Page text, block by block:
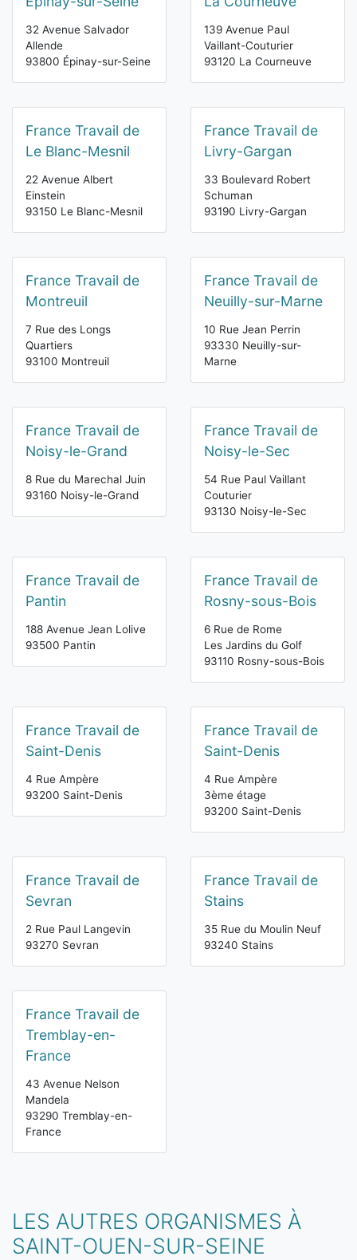
32 Avenue Salvador
Allende
93800 Épinay-sur-Seine
139 Avenue Paul
Vaillant-Couturier
93120 La Courneuve
France Travail de
Le Blanc-Mesnil
22 Avenue Albert
Einstein
93150 Le Blanc-Mesnil
France Travail de
Livry-Gargan
33 Boulevard Robert
Schuman
93190 Livry-Gargan
France Travail de
Montreuil
7 Rue des Longs
Quartiers
93100 Montreuil
France Travail de
Neuilly-sur-Marne
10 Rue Jean Perrin
93330 Neuilly-sur-
Marne
France Travail de
Noisy-le-Grand
8 Rue du Marechal Juin
93160 Noisy-le-Grand
France Travail de
Noisy-le-Sec
54 Rue Paul Vaillant
Couturier
93130 Noisy-le-Sec
France Travail de
Pantin
188 Avenue Jean Lolive
93500 Pantin
France Travail de
Rosny-sous-Bois
6 Rue de Rome
Les Jardins du Golf
93110 Rosny-sous-Bois
France Travail de
Saint-Denis
4 Rue Ampère
93200 Saint-Denis
France Travail de
Saint-Denis
4 Rue Ampère
3ème étage
93200 Saint-Denis
France Travail de
Sevran
2 Rue Paul Langevin
93270 Sevran
France Travail de
Stains
35 Rue du Moulin Neuf
93240 Stains
France Travail de
Tremblay-en-
France
43 Avenue Nelson
Mandela
93290 Tremblay-en-
France
LES AUTRES ORGANISMES À
SAINT-OUEN-SUR-SEINE